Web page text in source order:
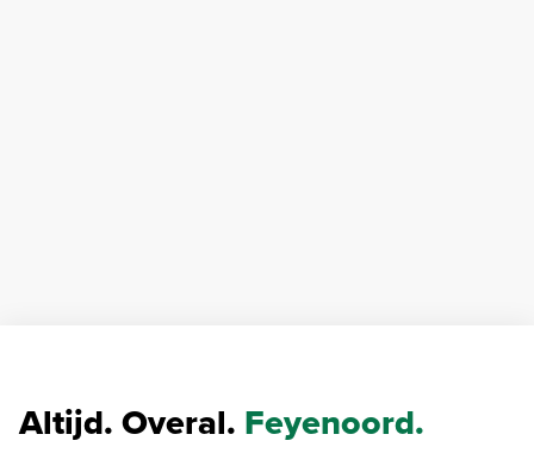
Altijd. Overal. Feyenoord.